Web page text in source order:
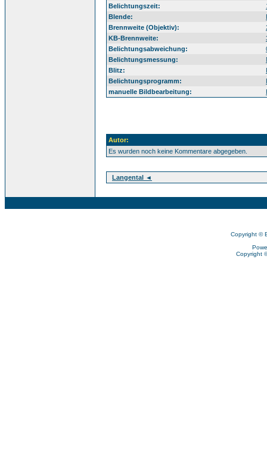
Belichtungszeit:
Blende:
Brennweite (Objektiv):
KB-Brennweite:
Belichtungsabweichung:
Belichtungsmessung:
Blitz:
Belichtungsprogramm:
manuelle Bildbearbeitung:
Autor:
Es wurden noch keine Kommentare abgegeben.
Langental ◄
Copyright ©
Copyright